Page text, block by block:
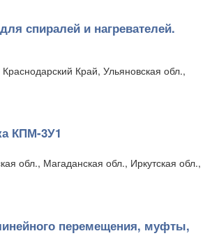
спиралей и нагревателей.
Край, Ульяновская обл.,
КПМ-3У1
обл., Магаданская обл., Иркутская обл.,
перемещения, муфты,